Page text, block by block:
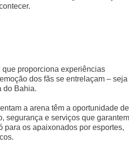
proporciona experiências
dos fãs se entrelaçam – seja
do Bahia.
a arena têm a oportunidade de
segurança e serviços que garantem
para os apaixonados por esportes,